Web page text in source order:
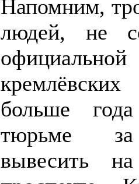
Напомним,
людей, не
больше
тюрьме
вывесить